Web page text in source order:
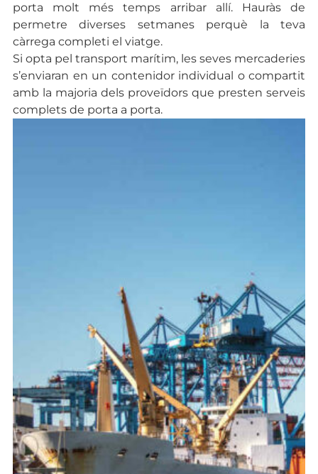
porta molt més temps arribar allí. Hauràs de
permetre diverses setmanes perquè la teva
càrrega completi el viatge.
Si opta pel transport marítim, les seves mercaderies
s’enviaran en un contenidor individual o compartit
amb la majoria dels proveïdors que presten serveis
complets de porta a porta.